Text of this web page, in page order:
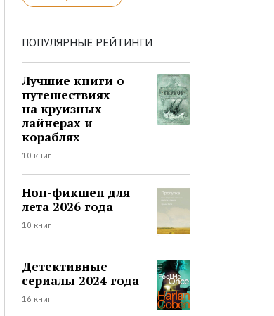
ПОПУЛЯРНЫЕ РЕЙТИНГИ
Лучшие книги о
путешествиях
на круизных
лайнерах и
кораблях
10 книг
Нон-фикшен для
лета 2026 года
10 книг
Детективные
сериалы 2024 года
16 книг